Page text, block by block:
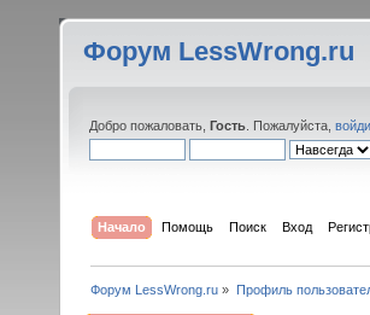
Форум LessWrong.ru
Добро пожаловать, Гость . Пожалуйста,
Начало Помощь Поиск Вход
Форум LessWrong.ru » Профиль